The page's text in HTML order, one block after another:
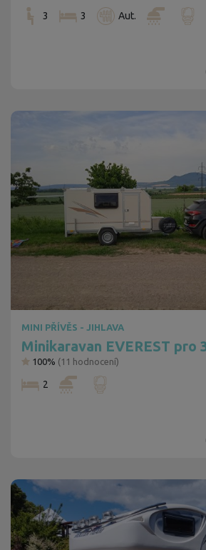
3 3 Aut.
MINI PŘÍVĚS - JIHLAVA
Minikaravan EVEREST pro
100% (11 hodnocení)
2